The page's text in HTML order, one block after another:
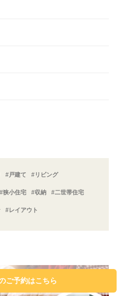
#戸建て #リビング
#狭小住宅 #収納 #二世帯住宅
#レイアウト
ご予約はこちら